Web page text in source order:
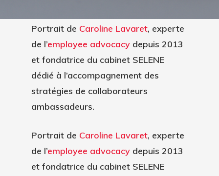
Portrait de Caroline Lavaret, experte
de l’employee advocacy depuis 2013
et fondatrice du cabinet SELENE
dédié à l’accompagnement des
stratégies de collaborateurs
ambassadeurs.
Portrait de Caroline Lavaret, experte
de l’employee advocacy depuis 2013
et fondatrice du cabinet SELENE